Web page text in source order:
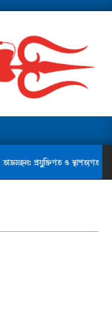
প্রযুক্তিগত ও স্থাপত্যগত বিস্ময়